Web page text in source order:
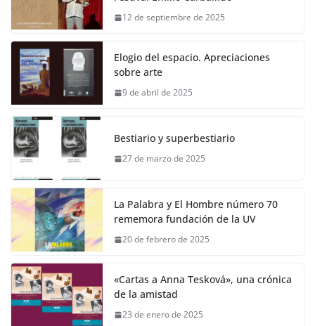
12 de septiembre de 2025
Elogio del espacio. Apreciaciones
sobre arte
9 de abril de 2025
Bestiario y superbestiario
27 de marzo de 2025
La Palabra y El Hombre número 70
rememora fundación de la UV
20 de febrero de 2025
«Cartas a Anna Tesková», una crónica
de la amistad
23 de enero de 2025